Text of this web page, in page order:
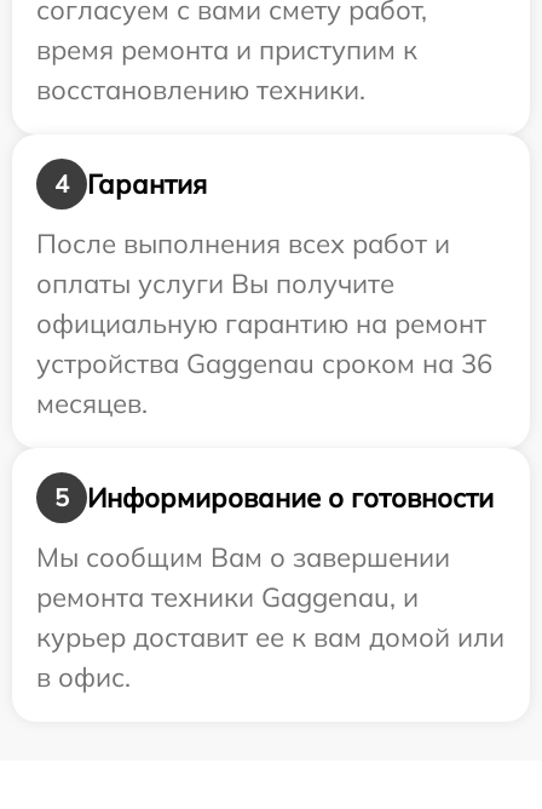
согласуем с вами смету работ,
время ремонта и приступим к
восстановлению техники.
4
Гарантия
После выполнения всех работ и
оплаты услуги Вы получите
официальную гарантию на ремонт
устройства Gaggenau сроком на 36
месяцев.
5
Информирование о готовности
Мы сообщим Вам о завершении
ремонта техники Gaggenau, и
курьер доставит ее к вам домой или
в офис.